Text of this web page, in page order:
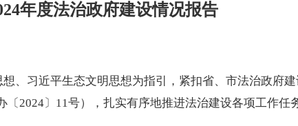
年度法治政府建设情况报告
、习近平生态文明思想为指引，紧扣省、市法治政府
2024〕11号），扎实有序地推进法治建设各项工作任